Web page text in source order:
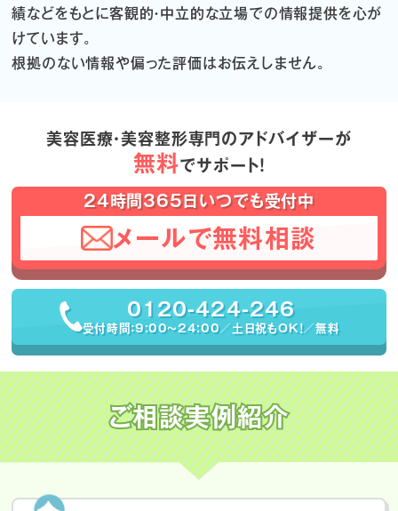
績などをもとに客観的・中立的な立場での情報提供を心が
けています。
根拠のない情報や偏った評価はお伝えしません。
美容医療・美容整形専門のアドバイザーが
無料でサポート！
24時間365日いつでも受付中
メールで無料相談
0120-424-246
受付時間：9:00〜24:00／土日祝もOK！／無料
ご相談実例紹介